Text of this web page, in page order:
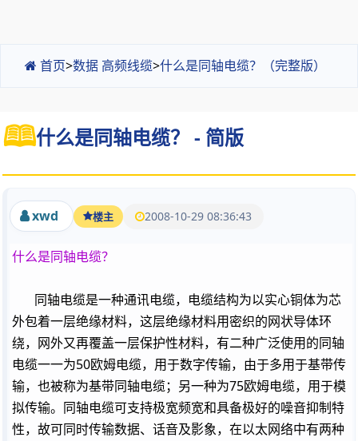
首页>数据 高频线缆>什么是同轴电缆？（完整版）
什么是同轴电缆？ - 简版
xwd 楼主 2008-10-29 08:36:43
什么是同轴电缆？
同轴电缆是一种通讯电缆，电缆结构为以实心铜体为芯
外包着一层绝缘材料，这层绝缘材料用密织的网状导体环
绕，网外又再覆盖一层保护性材料，有二种广泛使用的同轴
电缆一一为50欧姆电缆，用于数字传输，由于多用于基带传
输，也被称为基带同轴电缆；另一种为75欧姆电缆，用于模
拟传输。同轴电缆可支持极宽频宽和具备极好的噪音抑制特
性，故可同时传输数据、话音及影象，在以太网络中有两种